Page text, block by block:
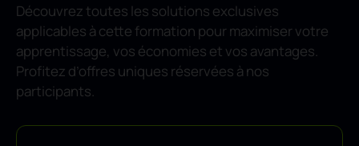
Découvrez toutes les solutions exclusives
applicables à cette formation pour maximiser votre
apprentissage, vos économies et vos avantages.
Profitez d’offres uniques réservées à nos
participants.